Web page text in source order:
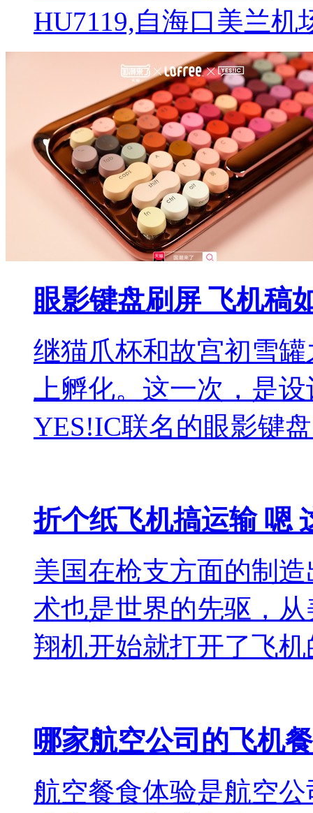
HU7119,自海口美兰机
眼影键盘刷屏 飞机稿
继猫爪杯和故宫初雪
上孵化。这一次，是
YES!IC联名的眼影键
折个纸飞机搞运输 嗯
美国在枪支方面的制
术也是世界的先驱，
翔机开始就打开了飞
哪家航空公司的飞机
航空餐食体验是航空